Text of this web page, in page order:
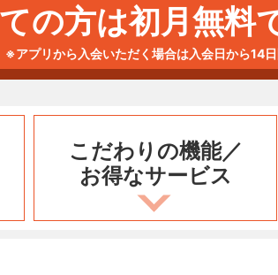
の方は初月無料
※アプリから入会いただく場合は入会日から14
こだわりの機能／
お得なサービス